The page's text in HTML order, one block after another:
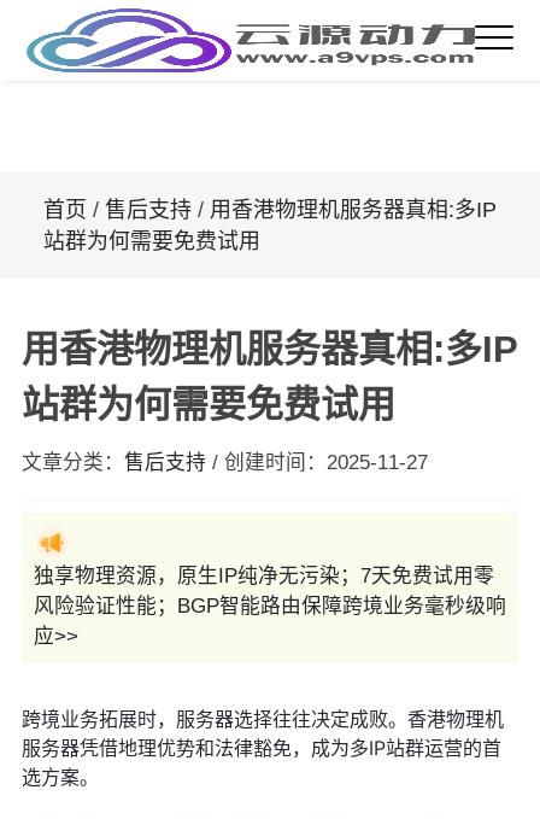
首页 / 售后支持/ 用香港物理机服务器真相:多IP
站群为何需要免费试用
用香港物理机服务器真相:多IP
站群为何需要免费试用
文章分类： 售后支持 / 创建时间： 2025-11-27
独享物理资源，原生IP纯净无污染；7天免费试用零
风险验证性能；BGP智能路由保障跨境业务毫秒级响
应>>
跨境业务拓展时，服务器选择往往决定成败。香港物理机
服务器凭借地理优势和法律豁免，成为多IP站群运营的首
选方案。